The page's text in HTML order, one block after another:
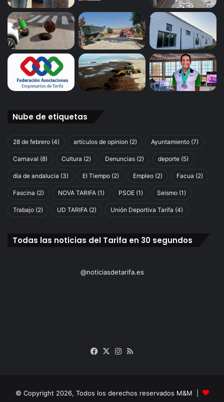
Nube de etiquetas
28 de febrero (4) artículos de opinion (2) Ayuntamiento (7)
Carnaval (8) Cultura (2) Denuncias (2) deporte (5)
dia de andalucia (3) El Tiempo (2) Empleo (2) Facua (2)
Fascina (2) NOVA TARIFA (1) PSOE (1) Seismo (1)
Trabajo (2) UD TARIFA (2) Unión Deportiva Tarifa (4)
Todas las noticias del Tarifa en 30 segundos
@noticiasdetarifa.es
Facebook
X Instagram
© Copyright 2026, Todos los derechos reservados M&M |